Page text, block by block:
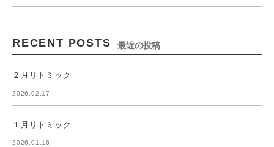
RECENT POSTS 最近の投稿
２月リトミック
2026.02.17
１月リトミック
2026.01.16